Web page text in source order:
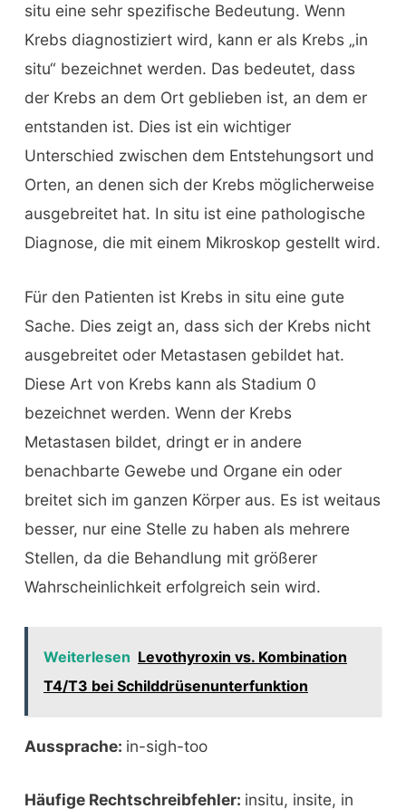
situ eine sehr spezifische Bedeutung. Wenn
Krebs diagnostiziert wird, kann er als Krebs „in
situ“ bezeichnet werden. Das bedeutet, dass
der Krebs an dem Ort geblieben ist, an dem er
entstanden ist. Dies ist ein wichtiger
Unterschied zwischen dem Entstehungsort und
Orten, an denen sich der Krebs möglicherweise
ausgebreitet hat. In situ ist eine pathologische
Diagnose, die mit einem Mikroskop gestellt wird.
Für den Patienten ist Krebs in situ eine gute
Sache. Dies zeigt an, dass sich der Krebs nicht
ausgebreitet oder Metastasen gebildet hat.
Diese Art von Krebs kann als Stadium 0
bezeichnet werden. Wenn der Krebs
Metastasen bildet, dringt er in andere
benachbarte Gewebe und Organe ein oder
breitet sich im ganzen Körper aus. Es ist weitaus
besser, nur eine Stelle zu haben als mehrere
Stellen, da die Behandlung mit größerer
Wahrscheinlichkeit erfolgreich sein wird.
Weiterlesen Levothyroxin vs. Kombination
T4/T3 bei Schilddrüsenunterfunktion
Aussprache: in-sigh-too
Häufige Rechtschreibfehler: insitu, insite, in